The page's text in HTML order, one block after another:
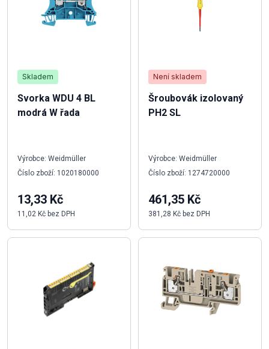
Skladem
Svorka WDU 4 BL
modrá W řada
Výrobce: Weidmüller
Číslo zboží: 1020180000
13,33 Kč
11,02 Kč bez DPH
Není skladem
Šroubovák izolovaný
PH2 SL
Výrobce: Weidmüller
Číslo zboží: 1274720000
461,35 Kč
381,28 Kč bez DPH